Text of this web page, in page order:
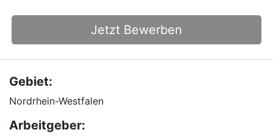
Jetzt Bewerben
Gebiet:
Nordrhein-Westfalen
Arbeitgeber: